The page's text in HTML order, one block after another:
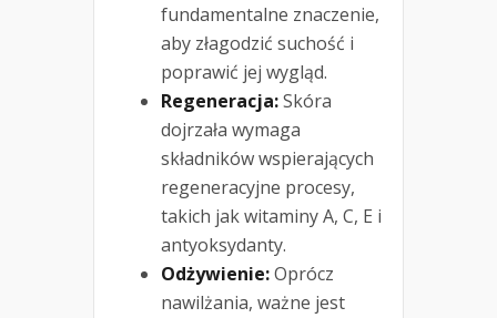
fundamentalne znaczenie,
aby złagodzić suchość i
poprawić jej wygląd.
Regeneracja:Skóra
dojrzała wymaga
składników wspierających
regeneracyjne procesy,
takich jak witaminy A, C, E i
antyoksydanty.
Odżywienie:Oprócz
nawilżania, ważne jest